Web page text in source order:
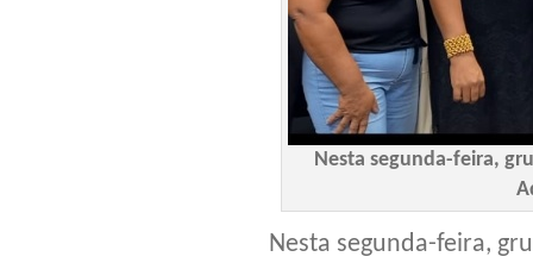
Nesta segunda-feira,
Nesta segunda-feira,